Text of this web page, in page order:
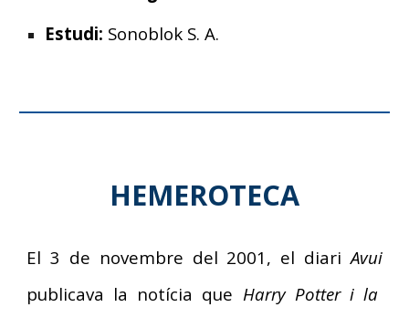
Estudi: Sonoblok S. A.
HEMEROTECA
El 3 de novembre del 2001, el diariAvui
publicava la notícia que Harry Potter i la